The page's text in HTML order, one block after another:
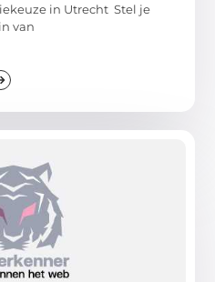
in Utrecht Stel je
van